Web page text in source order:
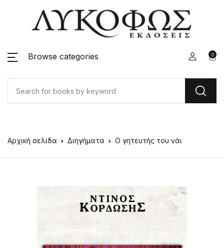
Browse categories 0
Αρχική σελίδα Διηγήματα Ο γητευτής του νάι